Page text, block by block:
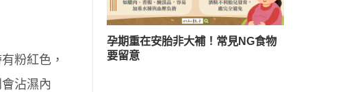
粉紅色，
沾濕內
孕期重在安胎非大補！常見NG食物
要留意